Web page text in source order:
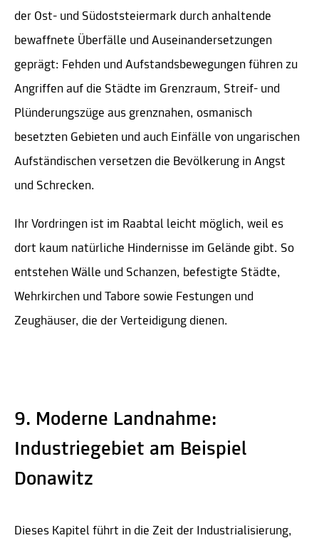
der Ost- und Südoststeiermark durch anhaltende
bewaffnete Überfälle und Auseinandersetzungen
geprägt: Fehden und Aufstandsbewegungen führen zu
Angriffen auf die Städte im Grenzraum, Streif- und
Plünderungszüge aus grenznahen, osmanisch
besetzten Gebieten und auch Einfälle von ungarischen
Aufständischen versetzen die Bevölkerung in Angst
und Schrecken.
Ihr Vordringen ist im Raabtal leicht möglich, weil es
dort kaum natürliche Hindernisse im Gelände gibt. So
entstehen Wälle und Schanzen, befestigte Städte,
Wehrkirchen und Tabore sowie Festungen und
Zeughäuser, die der Verteidigung dienen.
9. Moderne Landnahme:
Industriegebiet am Beispiel
Donawitz
Dieses Kapitel führt in die Zeit der Industrialisierung,